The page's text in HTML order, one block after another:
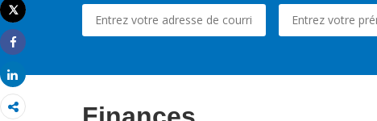
Imprimer
Tweet
Share
Share